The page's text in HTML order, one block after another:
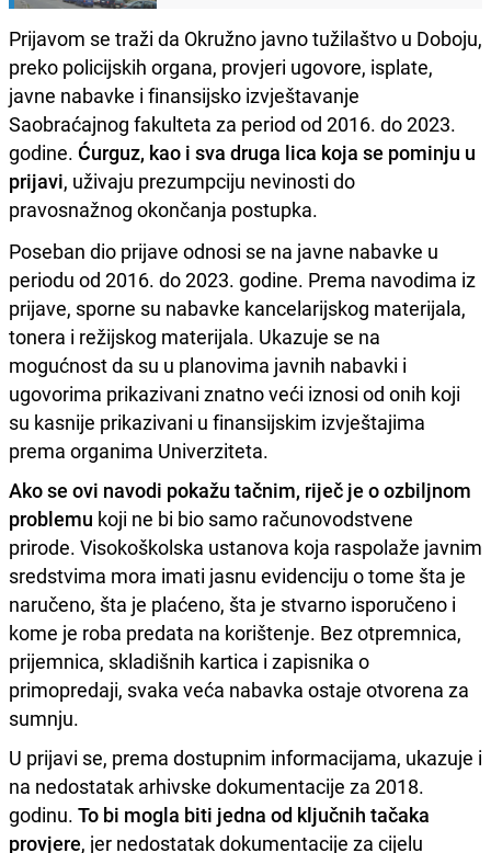
Prijavom se traži da Okružno javno tužilaštvo u Doboju,
preko policijskih organa, provjeri ugovore, isplate,
javne nabavke i finansijsko izvještavanje
Saobraćajnog fakulteta za period od 2016. do 2023.
godine. Ćurguz, kao i sva druga lica koja se pominju u
prijavi, uživaju prezumpciju nevinosti do
pravosnažnog okončanja postupka.
Poseban dio prijave odnosi se na javne nabavke u
periodu od 2016. do 2023. godine. Prema navodima iz
prijave, sporne su nabavke kancelarijskog materijala,
tonera i režijskog materijala. Ukazuje se na
mogućnost da su u planovima javnih nabavki i
ugovorima prikazivani znatno veći iznosi od onih koji
su kasnije prikazivani u finansijskim izvještajima
prema organima Univerziteta.
Ako se ovi navodi pokažu tačnim, riječ je o ozbiljnom
problemu koji ne bi bio samo računovodstvene
prirode. Visokoškolska ustanova koja raspolaže javnim
sredstvima mora imati jasnu evidenciju o tome šta je
naručeno, šta je plaćeno, šta je stvarno isporučeno i
kome je roba predata na korištenje. Bez otpremnica,
prijemnica, skladišnih kartica i zapisnika o
primopredaji, svaka veća nabavka ostaje otvorena za
sumnju.
U prijavi se, prema dostupnim informacijama, ukazuje i
na nedostatak arhivske dokumentacije za 2018.
godinu. To bi mogla biti jedna od ključnih tačaka
provjere, jer nedostatak dokumentacije za cijelu